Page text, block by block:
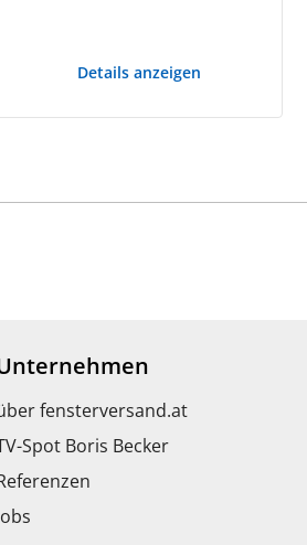
Details anzeigen
fensterversand.at
Spot Boris Becker